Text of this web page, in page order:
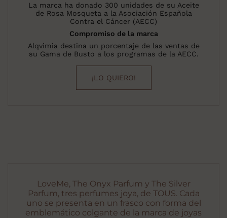
La marca ha donado 300 unidades de su Aceite
de Rosa Mosqueta a la Asociación Española
Contra el Cáncer (AECC)
Compromiso de la marca
Alqvimia destina un porcentaje de las ventas de
su Gama de Busto a los programas de la AECC.
¡LO QUIERO!
LoveMe, The Onyx Parfum y The Silver
Parfum, tres perfumes joya, de TOUS. Cada
uno se presenta en un frasco con forma del
emblemático colgante de la marca de joyas